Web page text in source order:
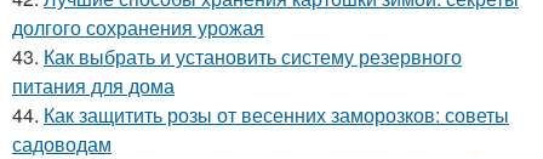
долгого сохранения урожая
43. Как выбрать и установить систему резервного
питания для дома
44. Как защитить розы от весенних заморозков: советы
садоводам